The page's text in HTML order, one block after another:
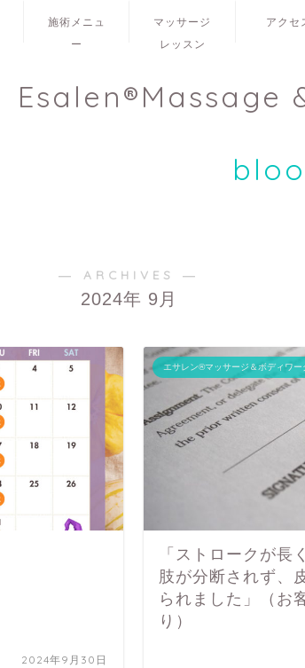
施術メニュ
ー
マッサージ
レッスン
アクセ
Esalen®Massage
― ARCHIVES ―
2024年 9月
2024年9月30日
エサレン®マッサージ＆ボディワー
「ストロークが長
肢が分断されず、
られました」（お
り）